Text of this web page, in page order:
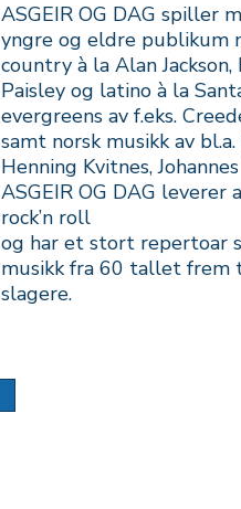
ASGEIR OG DAG spiller
yngre og eldre publikum
country à la Alan
Paisley og latino à la
evergreens av f.eks.
samt norsk musikk av
Henning Kvitnes,
ASGEIR OG DAG
rock’n roll
og har et stort repertoar
musikk fra 60 tallet frem
slagere.